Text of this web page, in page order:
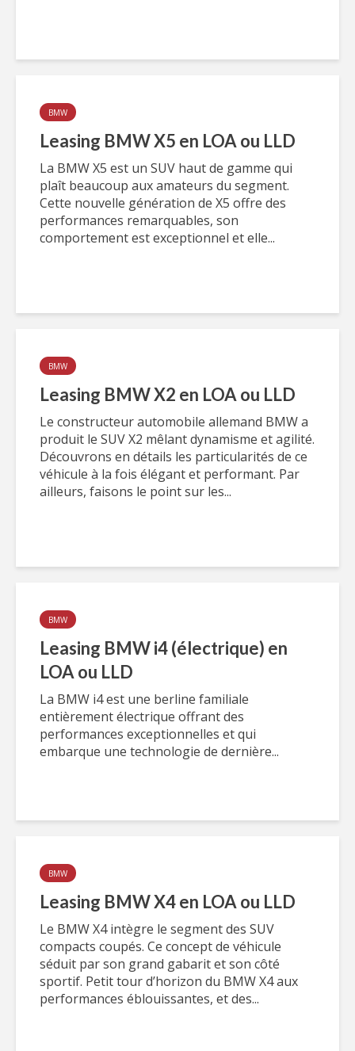
BMW
Leasing BMW X5 en LOA ou LLD
La BMW X5 est un SUV haut de gamme qui
plaît beaucoup aux amateurs du segment.
Cette nouvelle génération de X5 offre des
performances remarquables, son
comportement est exceptionnel et elle...
BMW
Leasing BMW X2 en LOA ou LLD
Le constructeur automobile allemand BMW a
produit le SUV X2 mêlant dynamisme et agilité.
Découvrons en détails les particularités de ce
véhicule à la fois élégant et performant. Par
ailleurs, faisons le point sur les...
BMW
Leasing BMW i4 (électrique) en
LOA ou LLD
La BMW i4 est une berline familiale
entièrement électrique offrant des
performances exceptionnelles et qui
embarque une technologie de dernière...
BMW
Leasing BMW X4 en LOA ou LLD
Le BMW X4 intègre le segment des SUV
compacts coupés. Ce concept de véhicule
séduit par son grand gabarit et son côté
sportif. Petit tour d’horizon du BMW X4 aux
performances éblouissantes, et des...